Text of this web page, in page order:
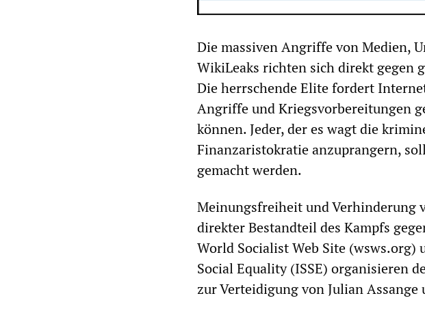
Die massiven Angriffe von Medien,
WikiLeaks richten sich direkt gegen
Die herrschende Elite fordert
Angriffe und Kriegsvorbereitungen
können. Jeder, der es wagt die
Finanzaristokratie anzuprangern,
gemacht werden.
Meinungsfreiheit und Verhinderung
direkter Bestandteil des Kampfs
World Socialist Web Site
Social Equality (ISSE) organisieren
zur Verteidigung von Julian Assange